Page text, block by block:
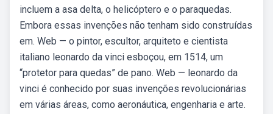
incluem a asa delta, o helicóptero e o paraquedas.
Embora essas invenções não tenham sido construídas
em. Web — o pintor, escultor, arquiteto e cientista
italiano leonardo da vinci esboçou, em 1514, um
“protetor para quedas” de pano. Web — leonardo da
vinci é conhecido por suas invenções revolucionárias
em várias áreas, como aeronáutica, engenharia e arte.